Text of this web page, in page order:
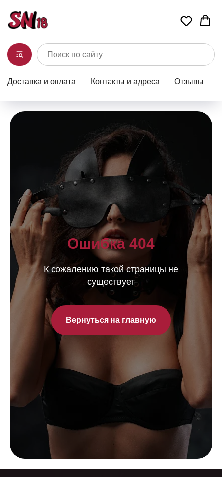
Доставка и оплата Контакты и адреса Отзывы
Ошибка 404
К сожалению такой страницы не
существует
Вернуться на главную